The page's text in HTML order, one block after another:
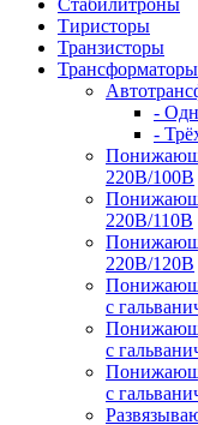
Стабилитроны
Тиристоры
Транзисторы
Трансформаторы
-
-
220В/100В
220В/110В
220В/120В
с
с
с